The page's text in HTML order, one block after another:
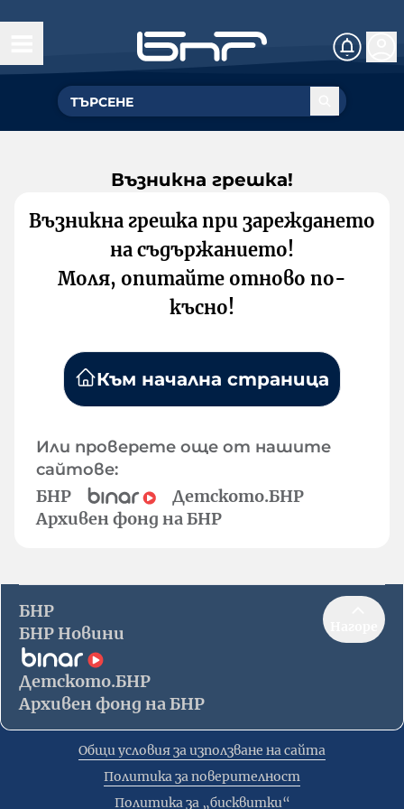
Възникна грешка!
Възникна грешка при зареждането
на съдържанието!
Моля, опитайте отново по-
късно!
Към начална страница
Или проверете още от нашите
сайтове:
БНР
Детското.БНР
Архивен фонд на БНР
БНР
БНР Новини
Детското.БНР
Архивен фонд на БНР
Общи условия за използване на сайта
Политика за поверителност
Политика за „бисквитки“